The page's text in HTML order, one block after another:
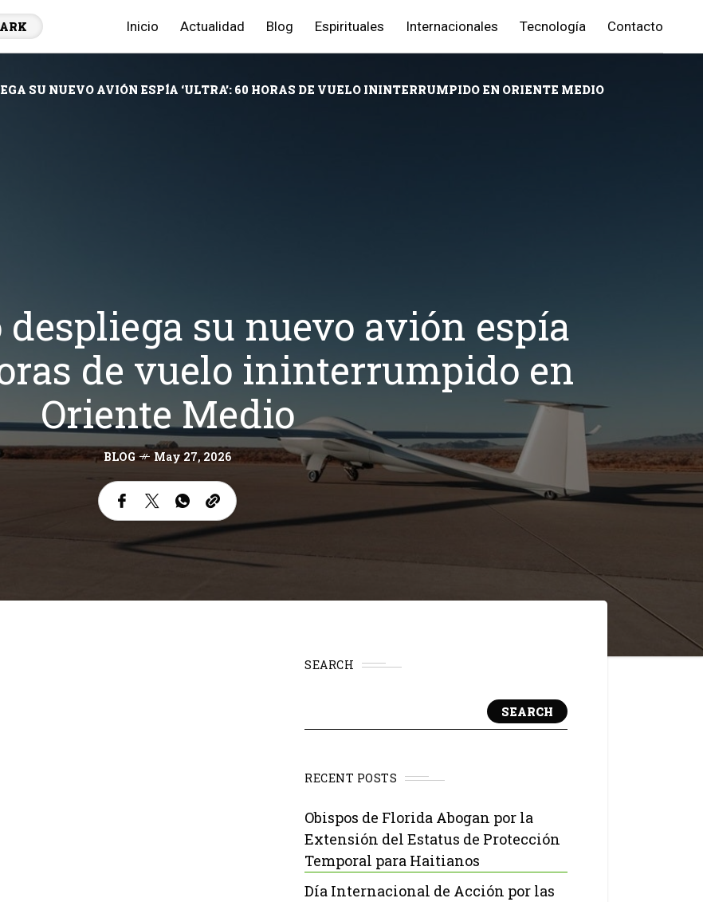
Inicio Actualidad Blog Espirituales Internacionales Tecnología Contacto
SU NUEVO AVIÓN ESPÍA ‘ULTRA’: 60 HORAS DE VUELO ININTERRUMPIDO EN ORIENTE MEDIO
despliega su nuevo avión espía
de vuelo ininterrumpido en
Oriente Medio
BLOG May 27, 2026
SEARCH
SEARCH
RECENT POSTS
Obispos de Florida Abogan por la
Extensión del Estatus de Protección
Temporal para Haitianos
Día Internacional de Acción por las